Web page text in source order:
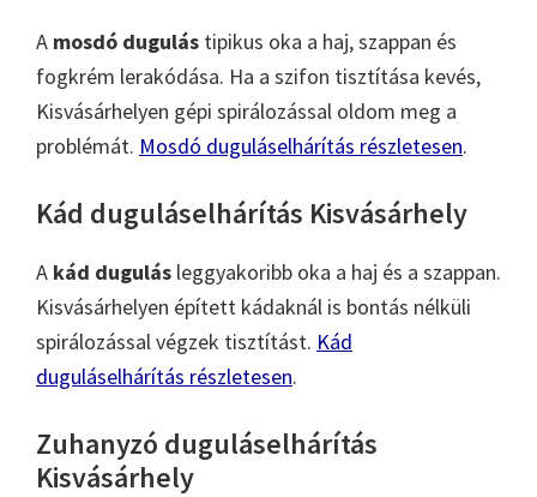
A mosdó dugulás tipikus oka a haj, szappan és
fogkrém lerakódása. Ha a szifon tisztítása kevés,
Kisvásárhelyen gépi spirálozással oldom meg a
problémát. Mosdó duguláselhárítás részletesen.
Kád duguláselhárítás Kisvásárhely
A kád dugulás leggyakoribb oka a haj és a szappan.
Kisvásárhelyen épített kádaknál is bontás nélküli
spirálozással végzek tisztítást. Kád
duguláselhárítás részletesen.
Zuhanyzó duguláselhárítás
Kisvásárhely